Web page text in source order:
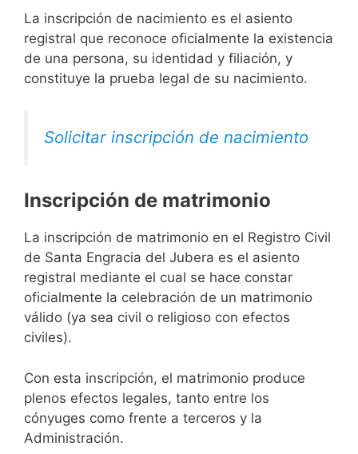
La inscripción de nacimiento es el asiento
registral que reconoce oficialmente la existencia
de una persona, su identidad y filiación, y
constituye la prueba legal de su nacimiento.
Solicitar inscripción de nacimiento
Inscripción de matrimonio
La inscripción de matrimonio en el Registro Civil
de Santa Engracia del Jubera es el asiento
registral mediante el cual se hace constar
oficialmente la celebración de un matrimonio
válido (ya sea civil o religioso con efectos
civiles).
Con esta inscripción, el matrimonio produce
plenos efectos legales, tanto entre los
cónyuges como frente a terceros y la
Administración.